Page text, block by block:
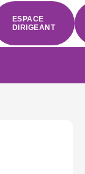
ESPACE
DIRIGEANT